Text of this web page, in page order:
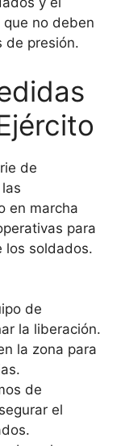
no deben
de presión.
de
en marcha
para
los soldados.
de
la liberación.
la zona para
de
el